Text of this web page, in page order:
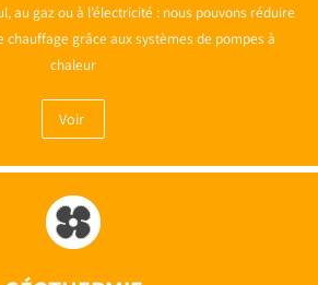
au gaz ou à l’électricité : nous pouvons réduire
chauffage grâce aux systèmes de pompes à
chaleur
Voir